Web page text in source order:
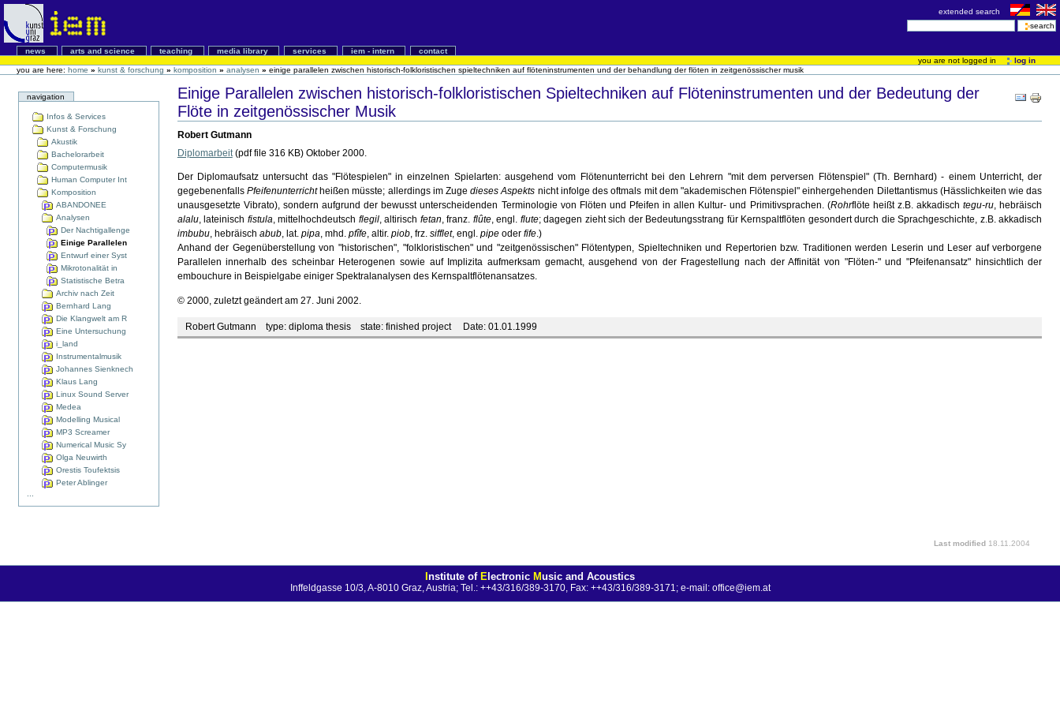
extended search
news arts and science teaching media library services iem - intern
contact
you are not logged in
log in
you are here: home » kunst & forschung » komposition » analysen » einige parallelen zwischen historisch-folkloristischen spieltechniken auf flöteninstrumenten und der behandlung der flöten in zeitgenössischer musik
navigation
Infos & Services
Kunst & Forschung
Akustik
Bachelorarbeit
Computermusik
Human Computer Int
Komposition
ABANDONEE
Analysen
Der Nachtigallenge
Einige Parallelen
Entwurf einer Syst
Mikrotonalität in
Statistische Betra
Archiv nach Zeit
Bernhard Lang
Die Klangwelt am R
Eine Untersuchung
i_land
Instrumentalmusik
Johannes Sienknech
Klaus Lang
Linux Sound Server
Medea
Modelling Musical
MP3 Screamer
Numerical Music Sy
Olga Neuwirth
Orestis Toufektsis
Peter Ablinger
Einige Parallelen zwischen historisch-folkloristischen Spieltechniken auf Flöteninstrumenten und der Bedeutung der
Flöte in zeitgenössischer Musik
Robert Gutmann
Diplomarbeit(pdf file 316 KB) Oktober 2000.
Der Diplomaufsatz untersucht das "Flötespielen" in einzelnen Spielarten: ausgehend vom Flötenunterricht bei den Lehrern "mit dem perversen Flötenspiel" (Th. Bernhard) - einem Unterricht, der
gegebenenfallsPfeifenunterrichtheißen müsste; allerdings im Zugedieses Aspekts nicht infolge des oftmals mit dem "akademischen Flötenspiel" einhergehenden Dilettantismus (Hässlichkeiten wie das
unausgesetzte Vibrato), sondern aufgrund der bewusst unterscheidenden Terminologie von Flöten und Pfeifen in allen Kultur- und Primitivsprachen. (Rohrflöte heißt z.B. akkadischtegu-ru, hebräisch
alalu, lateinisch fistula, mittelhochdeutsch flegil, altirisch fetan, franz. flûte, engl. flute; dagegen zieht sich der Bedeutungsstrang für Kernspaltflöten gesondert durch die Sprachgeschichte, z.B. akkadisch
imbubu, hebräisch abub, lat. pipa, mhd. pfîfe, altir. piob, frz. sifflet, engl. pipeoder fife.)
Anhand der Gegenüberstellung von "historischen", "folkloristischen" und "zeitgenössischen" Flötentypen, Spieltechniken und Repertorien bzw. Traditionen werden Leserin und Leser auf verborgene
Parallelen innerhalb des scheinbar Heterogenen sowie auf Implizita aufmerksam gemacht, ausgehend von der Fragestellung nach der Affinität von "Flöten-" und "Pfeifenansatz" hinsichtlich der
embouchure in Beispielgabe einiger Spektralanalysen des Kernspaltflötenansatzes.
© 2000, zuletzt geändert am 27. Juni 2002.
Robert Gutmann type: diploma thesisstate: finished project Date:01.01.1999
Last modified 18.11.2004
Institute of Electronic Music and Acoustics
Inffeldgasse 10/3, A-8010 Graz, Austria; Tel.: ++43/316/389-3170, Fax: ++43/316/389-3171; e-mail: office@iem.at